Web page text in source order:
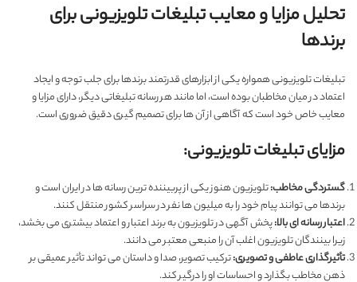
تحلیل مزایا و معایب تبلیغات تلویزیونی برای
برندها
تبلیغات تلویزیونی همواره یکی از ابزارهای قدرتمند برندها برای جلب توجه و ایجاد
اعتماد در میان مخاطبان بوده است، اما مانند هر رسانه تبلیغاتی دیگر، دارای مزایا و
معایب خاص خود است که آگاهی از آن ها برای تصمیم گیری دقیق ضروری است.
مزایای تبلیغات تلویزیونی:
گستردگی مخاطب:تلویزیون هنوز یکی از پربیننده ترین رسانه ها در ایران است و
برندها می توانند پیام خود را به میلیون ها نفر در سراسر کشور منتقل کنند.
اعتبار رسانه ای بالا:پخش آگهی در تلویزیون به برند اعتبار و اعتماد بیشتری می بخشد،
زیرا بینندگان تلویزیون اغلب آن را منبعی معتبر می دانند.
تأثیرگذاری عاطفی و تصویری:ترکیب تصویر، صدا و داستان می تواند تأثیر عمیقی بر
ذهن مخاطب بگذارد و احساسات او را درگیر کند.